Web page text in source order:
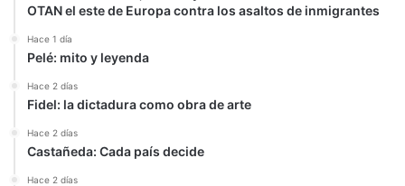
OTAN el este de Europa contra los asaltos de inmigrantes
Hace 1 día
Pelé: mito y leyenda
Hace 2 días
Fidel: la dictadura como obra de arte
Hace 2 días
Castañeda: Cada país decide
Hace 2 días